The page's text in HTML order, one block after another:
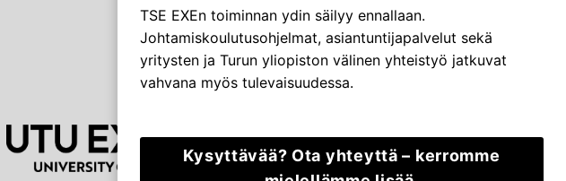
TSE EXEn toiminnan ydin säilyy ennallaan.
Johtamiskoulutusohjelmat, asiantuntijapalvelut sekä
yritysten ja Turun yliopiston välinen yhteistyö jatkuvat
vahvana myös tulevaisuudessa.
Kysyttävää? Ota yhteyttä – kerromme